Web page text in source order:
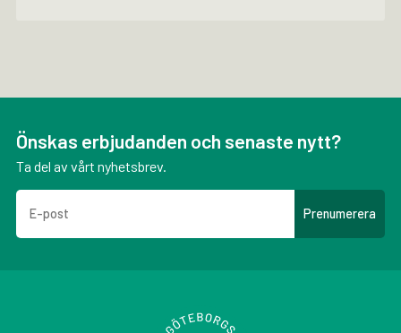
Önskas erbjudanden och senaste nytt?
Ta del av vårt nyhetsbrev.